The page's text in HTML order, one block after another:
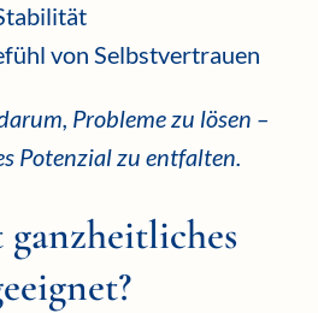
von Selbstvertrauen
Probleme zu lösen –
Potenzial zu entfalten.